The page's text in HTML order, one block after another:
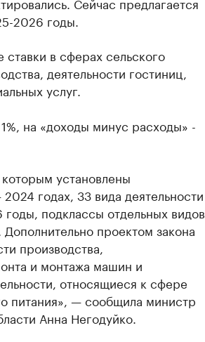
2026 годы.
в сферах сельского
деятельности гостиниц,
услуг.
на «доходы минус расходы» -
установлены
годах, 33 вида деятельности
подклассы отдельных видов
проектом закона
производства,
и монтажа машин и
относящиеся к сфере
питания», — сообщила министр
Анна Негодуйко.